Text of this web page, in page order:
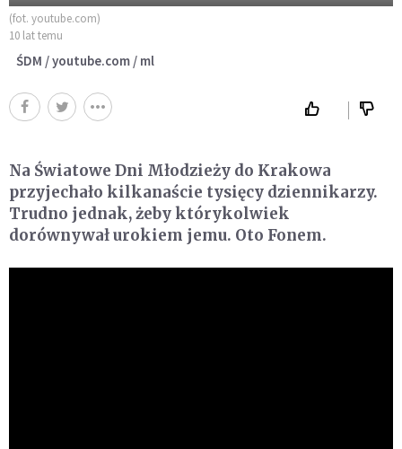
(fot. youtube.com)
10 lat temu
ŚDM / youtube.com / ml
Na Światowe Dni Młodzieży do Krakowa
przyjechało kilkanaście tysięcy dziennikarzy.
Trudno jednak, żeby którykolwiek
dorównywał urokiem jemu. Oto Fonem.